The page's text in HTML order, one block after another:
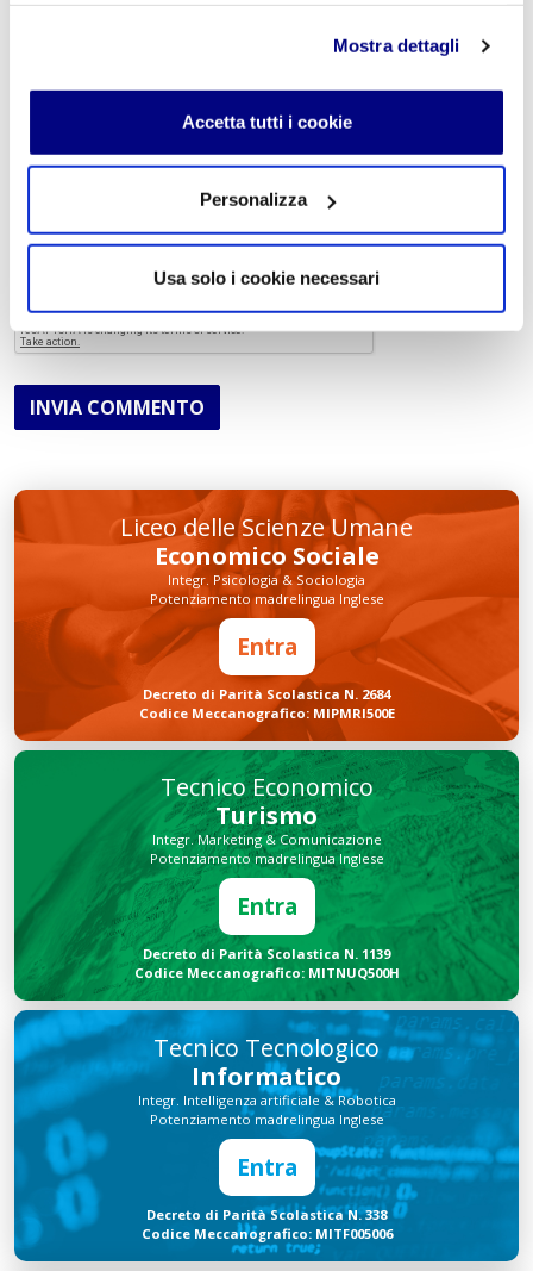
Mostra dettagli
Accetta tutti i cookie
Personalizza
Usa solo i cookie necessari
Acconsento al trattamento dei
INVIA COMMENTO
Liceo delle Scienze Umane
Economico Sociale
Integr. Psicologia & Sociologia
Potenziamento madrelingua Inglese
Entra
Decreto di Parità Scolastica N. 2684
Codice Meccanografico: MIPMRI500E
Tecnico Economico
Turismo
Integr. Marketing & Comunicazione
Potenziamento madrelingua Inglese
Entra
Decreto di Parità Scolastica N. 1139
Codice Meccanografico: MITNUQ500H
Tecnico Tecnologico
Informatico
Integr. Intelligenza artificiale & Robotica
Potenziamento madrelingua Inglese
Entra
Decreto di Parità Scolastica N. 338
Codice Meccanografico: MITF005006